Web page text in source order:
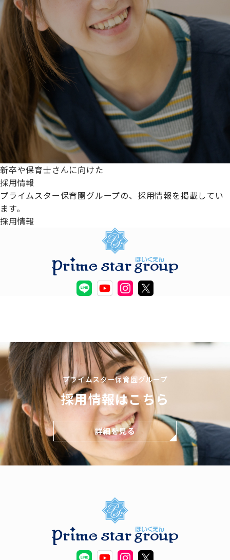
新卒や保育士さんに向けた
採用情報
プライムスター保育園グループの、採用情報を掲載してい
ます。
採用情報
プライムスター保育園グループ
採用情報はこちら
詳細を見る